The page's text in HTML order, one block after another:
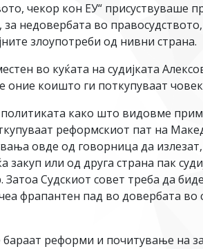
чекор кон ЕУ“
недовербата во
злоупотреби од нивни страна.
во куќата на судијката
оние коишто ги поткупуваат
како што видовме
реформскиот пат на
овде од говорница да
или од друга страна пак
Судскиот совет треба да
фрапантен пад во довербата во
бараат реформи и почитување на